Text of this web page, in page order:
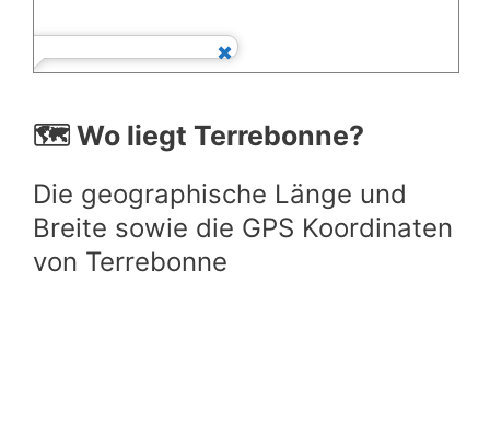
🗺️ Wo liegt Terrebonne?
Die geographische Länge und
Breite sowie die GPS Koordinaten
von Terrebonne